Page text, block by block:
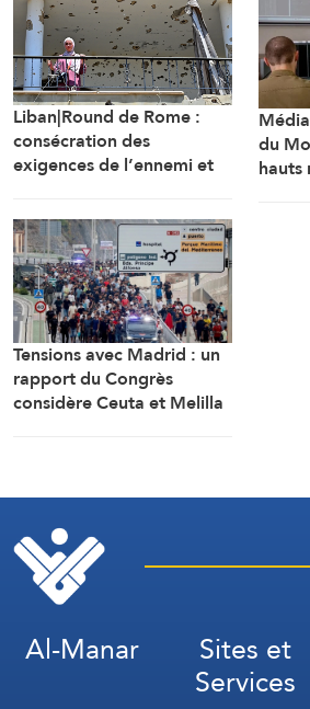
Liban|Round de Rome :
consécration des
exigences de l’ennemi et
prolongeant l’occupation
du
hauts
Tensions avec Madrid : un
rapport du Congrès
considère Ceuta et Melilla
Al-Manar Sites et
Services